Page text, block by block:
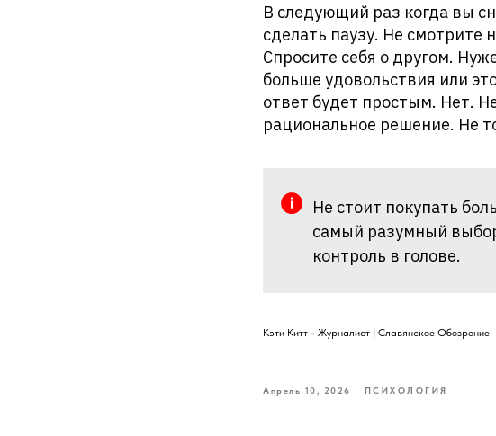
В следующий раз когда вы
сделать паузу. Не смотрите
Спросите себя о другом.
больше удовольствия или
ответ будет простым. Нет.
рациональное решение. Не
Не стоит покупать
самый разумный
контроль в голове.
Кэти Китт - Журналист | Славянское Обозрение
Апрель 10, 2026 ПСИХОЛОГИЯ